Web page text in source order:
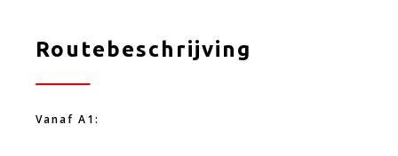
Routebeschrijving
Vanaf A1: